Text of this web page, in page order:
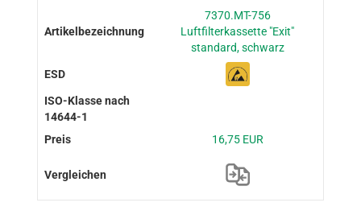
7370.MT-756
Luftfilterkassette "Exit"
standard, schwarz
16,75 EUR